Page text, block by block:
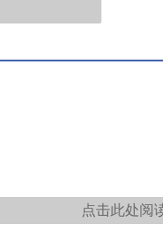
点击此处阅